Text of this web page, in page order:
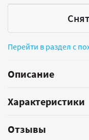
Перейти в раздел с
Описание
Характеристики
Отзывы